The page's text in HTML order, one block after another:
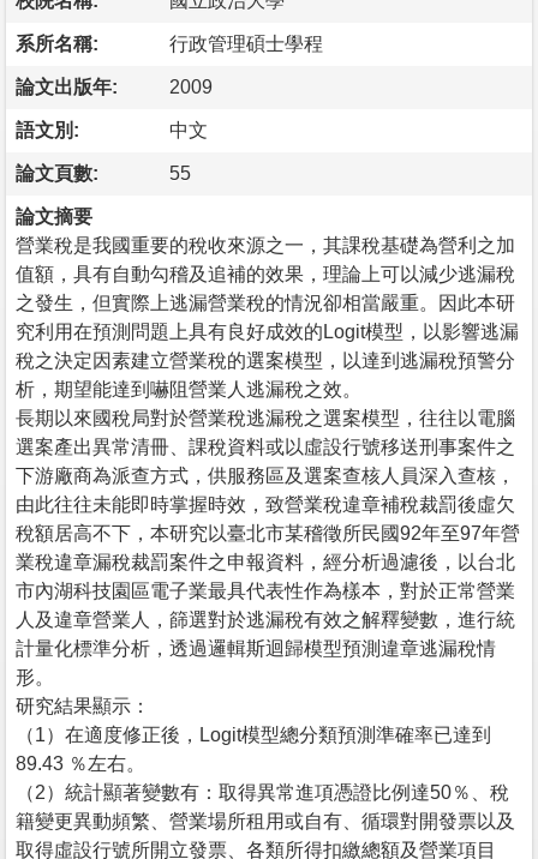
系所名稱: 行政管理碩士學程
論文出版年: 2009
語文別: 中文
論文頁數: 55
論文摘要
營業稅是我國重要的稅收來源之一，其課稅基礎為營利之加
值額，具有自動勾稽及追補的效果，理論上可以減少逃漏稅
之發生，但實際上逃漏營業稅的情況卻相當嚴重。因此本研
究利用在預測問題上具有良好成效的Logit模型，以影響逃漏
稅之決定因素建立營業稅的選案模型，以達到逃漏稅預警分
析，期望能達到嚇阻營業人逃漏稅之效。
長期以來國稅局對於營業稅逃漏稅之選案模型，往往以電腦
選案產出異常清冊、課稅資料或以虛設行號移送刑事案件之
下游廠商為派查方式，供服務區及選案查核人員深入查核，
由此往往未能即時掌握時效，致營業稅違章補稅裁罰後虛欠
稅額居高不下，本研究以臺北市某稽徵所民國92年至97年營
業稅違章漏稅裁罰案件之申報資料，經分析過濾後，以台北
市內湖科技園區電子業最具代表性作為樣本，對於正常營業
人及違章營業人，篩選對於逃漏稅有效之解釋變數，進行統
計量化標準分析，透過邏輯斯迴歸模型預測違章逃漏稅情
形。
研究結果顯示：
（1）在適度修正後，Logit模型總分類預測準確率已達到
89.43 ％左右。
（2）統計顯著變數有：取得異常進項憑證比例達50％、稅
籍變更異動頻繁、營業場所租用或自有、循環對開發票以及
取得虛設行號所開立發票、各類所得扣繳總額及營業項目